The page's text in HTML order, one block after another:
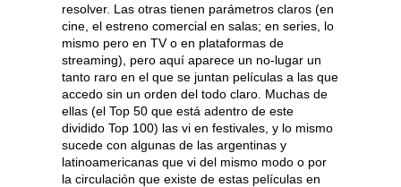
resolver. Las otras tienen parámetros claros (en
cine, el estreno comercial en salas; en series, lo
mismo pero en TV o en plataformas de
streaming), pero aquí aparece un no-lugar un
tanto raro en el que se juntan películas a las que
accedo sin un orden del todo claro. Muchas de
ellas (el Top 50 que está adentro de este
dividido Top 100) las vi en festivales, y lo mismo
sucede con algunas de las argentinas y
latinoamericanas que vi del mismo modo o por
la circulación que existe de estas películas en